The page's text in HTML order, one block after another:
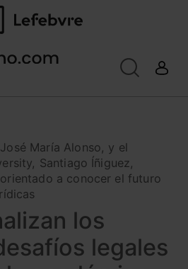
María Alonso, y el
Santiago Íñiguez,
a conocer el futuro
los
legales